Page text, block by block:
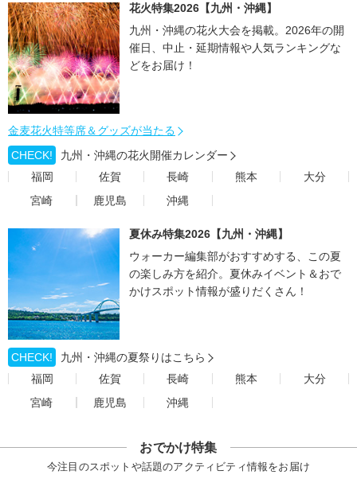
花火特集2026【九州・沖縄】
九州・沖縄の花火大会を掲載。2026年の開
催日、中止・延期情報や人気ランキングな
どをお届け！
金麦花火特等席＆グッズが当たる
CHECK!
九州・沖縄の花火開催カレンダー
福岡
佐賀 長崎 熊本
大分
宮崎
鹿児島 沖縄
夏休み特集2026【九州・沖縄】
ウォーカー編集部がおすすめする、この夏
の楽しみ方を紹介。夏休みイベント＆おで
かけスポット情報が盛りだくさん！
CHECK!
九州・沖縄の夏祭りはこちら
福岡
佐賀 長崎 熊本
大分
宮崎
鹿児島 沖縄
おでかけ特集
今注目のスポットや話題のアクティビティ情報をお届け